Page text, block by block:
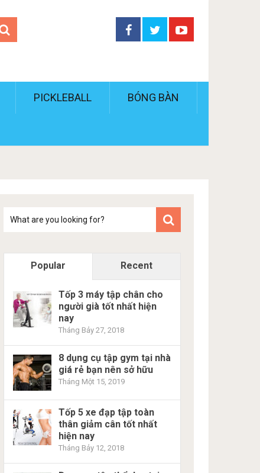
PICKLEBALL BÓNG BÀN
kiem
Popular Recent
Tốp 3 máy tập chân cho
người già tốt nhất hiện
nay
Tháng Bảy 27, 2018
8 dụng cụ tập gym tại nhà
giá rẻ bạn nên sở hữu
Tháng Một 15, 2019
Tốp 5 xe đạp tập toàn
thân giảm cân tốt nhất
hiện nay
Tháng Bảy 12, 2018